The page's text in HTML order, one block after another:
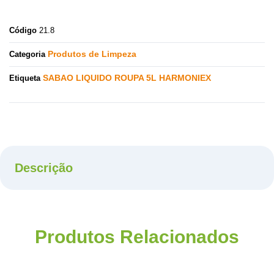
Código 21.8
Categoria Produtos de Limpeza
Etiqueta SABAO LIQUIDO ROUPA 5L HARMONIEX
Descrição
Produtos Relacionados